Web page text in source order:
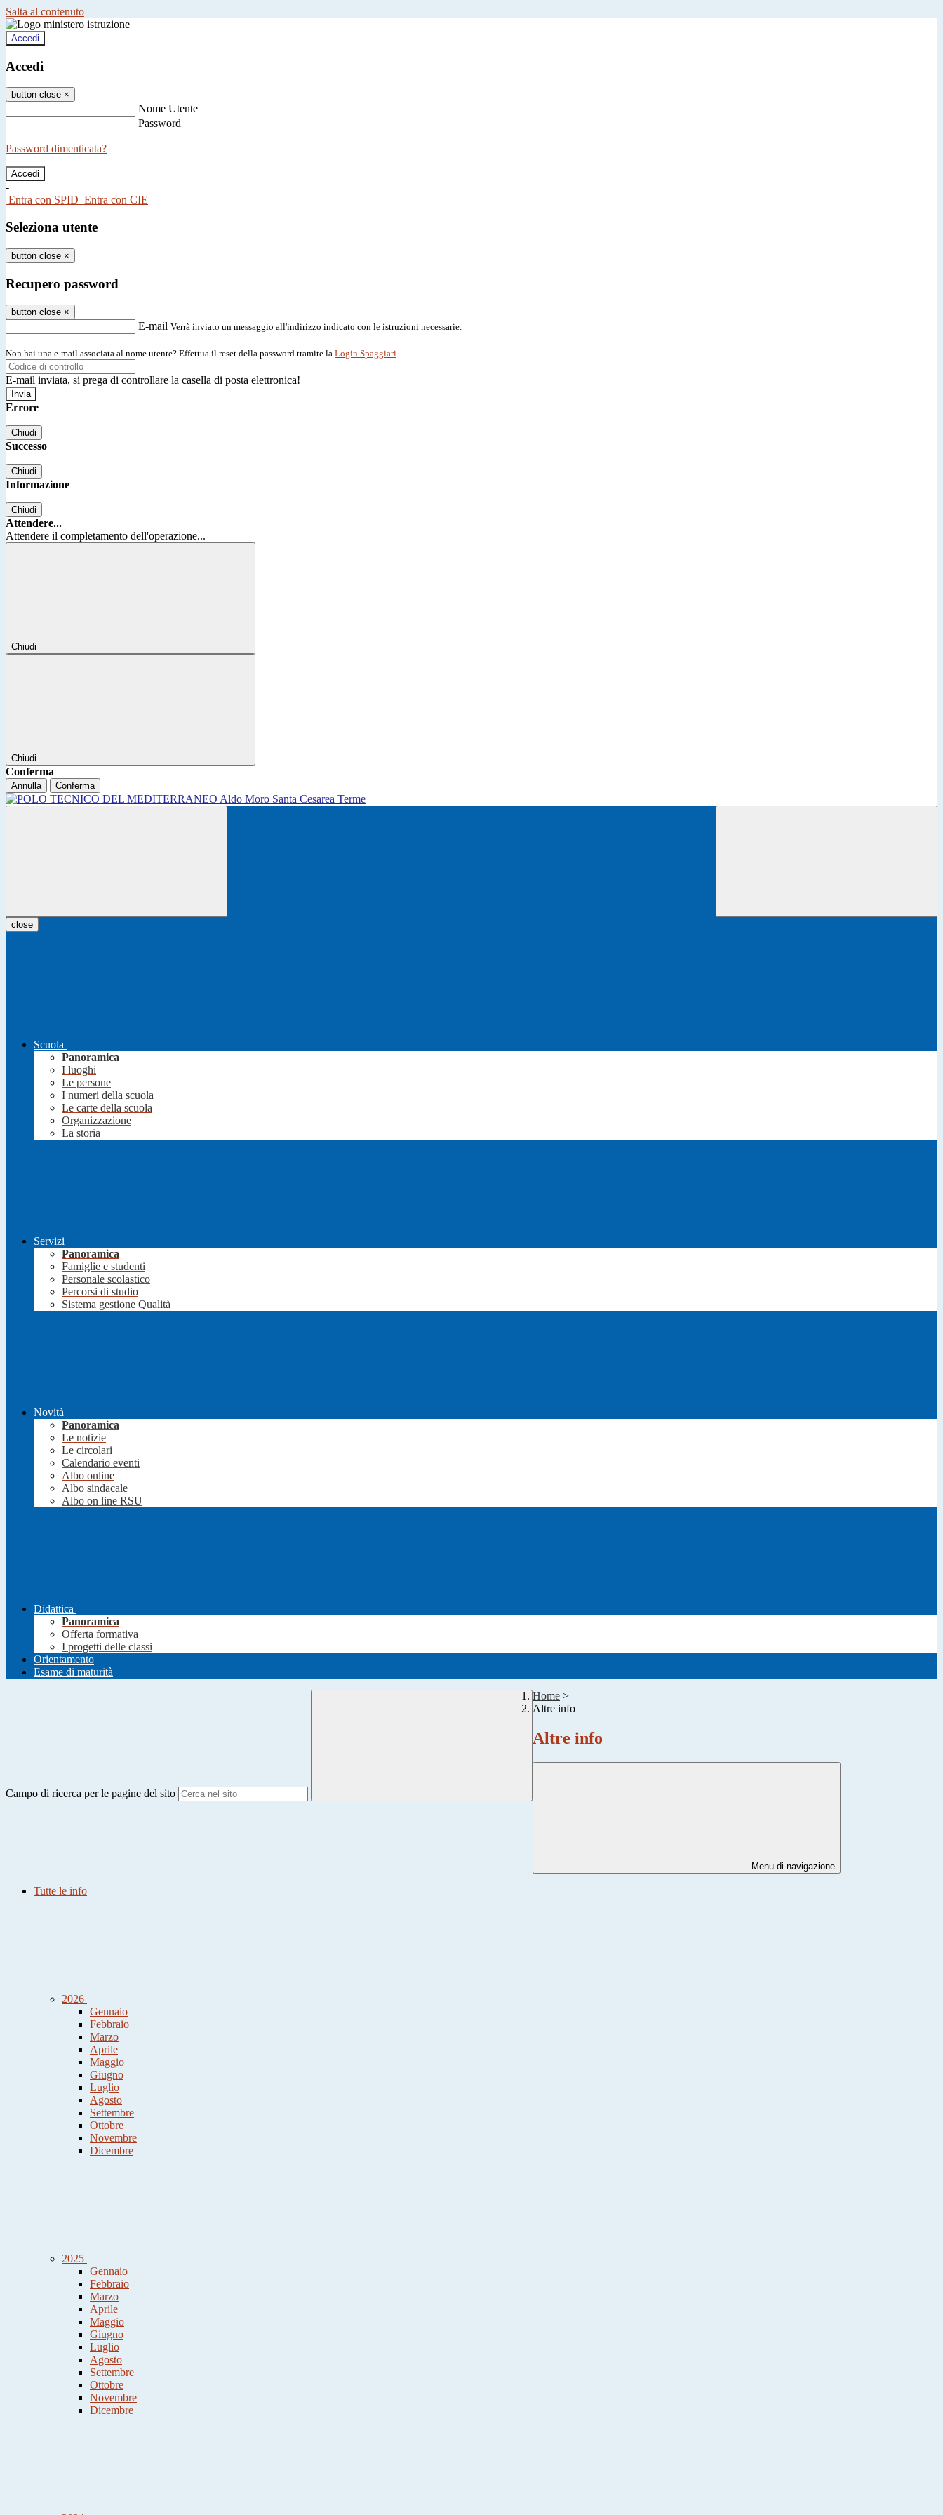
Salta al contenuto
Accedi
Accedi
button close ×
Nome Utente
Password
Password dimenticata?
-
Entra con SPID Entra con CIE
Seleziona utente
button close ×
Recupero password
button close ×
E-mail Verrà inviato un messaggio all'indirizzo indicato con le istruzioni necessarie.
Non hai una e-mail associata al nome utente? Effettua il reset della password tramite la Login Spaggiari
E-mail inviata, si prega di controllare la casella di posta elettronica!
Errore
Chiudi
Successo
Chiudi
Informazione
Chiudi
Attendere...
Attendere il completamento dell'operazione...
Chiudi
Chiudi
Conferma
Annulla Conferma
close
Scuola
Panoramica
I luoghi
Le persone
I numeri della scuola
Le carte della scuola
Organizzazione
La storia
Servizi
Panoramica
Famiglie e studenti
Personale scolastico
Percorsi di studio
Sistema gestione Qualità
Novità
Panoramica
Le notizie
Le circolari
Calendario eventi
Albo online
Albo sindacale
Albo on line RSU
Didattica
Panoramica
Offerta formativa
I progetti delle classi
Orientamento
Esame di maturità
Campo di ricerca per le pagine del sito
Home >
Altre info
Altre info
Menu di navigazione
Tutte le info
2026
Gennaio
Febbraio
Marzo
Aprile
Maggio
Giugno
Luglio
Agosto
Settembre
Ottobre
Novembre
Dicembre
2025
Gennaio
Febbraio
Marzo
Aprile
Maggio
Giugno
Luglio
Agosto
Settembre
Ottobre
Novembre
Dicembre